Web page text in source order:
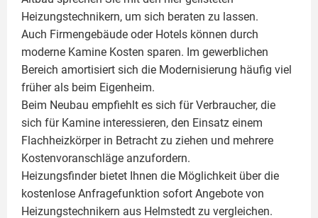
Heizungstechnikern, um sich beraten zu lassen.
Auch Firmengebäude oder Hotels können durch
moderne Kamine Kosten sparen. Im gewerblichen
Bereich amortisiert sich die Modernisierung häufig viel
früher als beim Eigenheim.
Beim Neubau empfiehlt es sich für Verbraucher, die
sich für Kamine interessieren, den Einsatz einem
Flachheizkörperin Betracht zu ziehen und mehrere
Kostenvoranschläge anzufordern.
Heizungsfinder bietet Ihnen die Möglichkeit über die
kostenlose Anfragefunktion sofort Angebote von
Heizungstechnikern aus Helmstedt zu vergleichen.